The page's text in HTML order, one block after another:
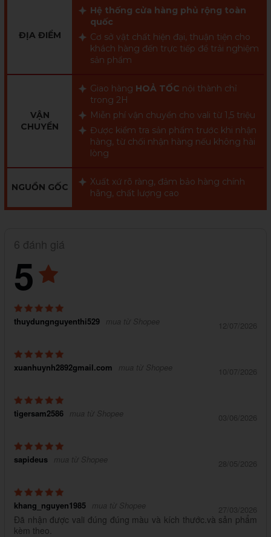
ĐỊA ĐIỂM
Hệ thống cửa hàng phủ rộng toàn
quốc
Cơ sở vật chất hiện đại, thuận tiện cho
khách hàng đến trực tiếp để trải nghiệm
sản phẩm
VẬN
CHUYỂN
Giao hàng HOẢ TỐC nội thành chỉ
trong 2H
Miễn phí vận chuyển cho vali từ 1,5 triệu
Được kiểm tra sản phẩm trước khi nhận
hàng, từ chối nhận hàng nếu không hài
lòng
NGUỒN GỐC
Xuất xứ rõ ràng, đảm bảo hàng chính
hãng, chất lượng cao
6 đánh giá
5
thuydungnguyenthi529 mua từ Shopee 12/07/2026
xuanhuynh2892gmail.com mua từ Shopee 10/07/2026
tigersam2586 mua từ Shopee 03/06/2026
sapideus mua từ Shopee 28/05/2026
khang_nguyen1985 mua từ Shopee 27/03/2026
Đã nhận được vali đúng đúng màu và kích thước.và sản phẩm
kèm theo.